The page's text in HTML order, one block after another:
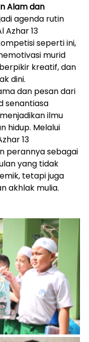
Alam dan
agenda rutin
Azhar 13
seperti ini,
murid
kreatif, dan
dini.
dan pesan dari
senantiasa
ilmu
hidup. Melalui
13
perannya sebagai
yang tidak
tetapi juga
akhlak mulia.